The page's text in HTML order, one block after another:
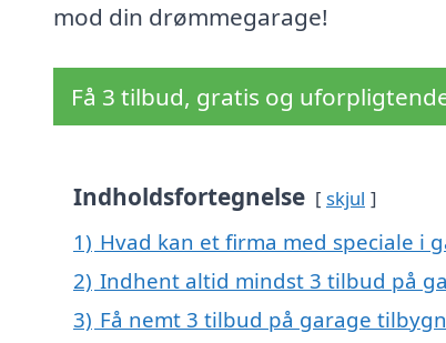
mod din drømmegarage!
Få 3 tilbud, gratis og
Indholdsfortegnelse skjul
1) Hvad kan et firma med speciale i
2) Indhent altid mindst 3 tilbud på
3) Få nemt 3 tilbud på garage